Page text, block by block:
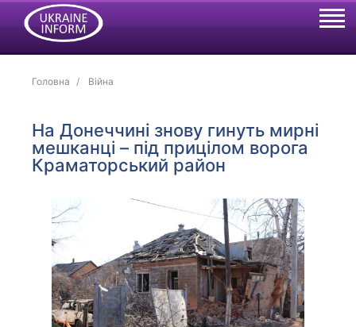
Головна Війна
На Донеччині знову гинуть мирні
мешканці – під прицілом ворога
Краматорський район